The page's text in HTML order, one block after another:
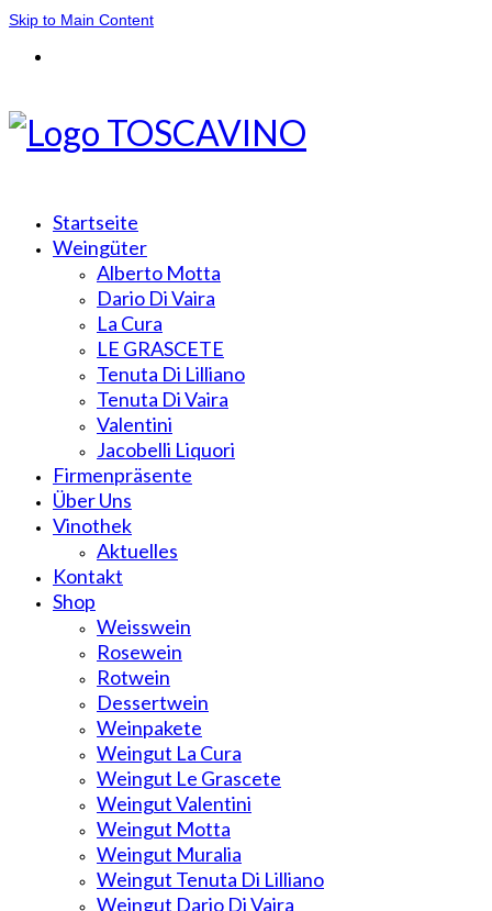
Skip to Main Content
Startseite
Weingüter
Alberto Motta
Dario Di Vaira
La Cura
LE GRASCETE
Tenuta Di Lilliano
Tenuta Di Vaira
Valentini
Jacobelli Liquori
Firmenpräsente
Über Uns
Vinothek
Aktuelles
Kontakt
Shop
Weisswein
Rosewein
Rotwein
Dessertwein
Weinpakete
Weingut La Cura
Weingut Le Grascete
Weingut Valentini
Weingut Motta
Weingut Muralia
Weingut Tenuta Di Lilliano
Weingut Dario Di Vaira